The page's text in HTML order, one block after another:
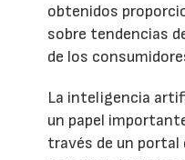
obtenidos
sobre tendencias
de los
La inteligencia
un papel
través de un